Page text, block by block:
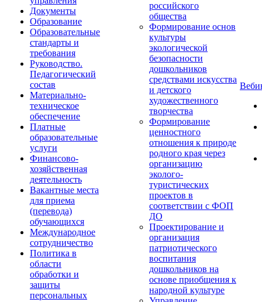
Документы
Образование
Образовательные
стандарты и
требования
Руководство.
Педагогический
состав
Материально-
техническое
обеспечение
Платные
образовательные
услуги
Финансово-
хозяйственная
деятельность
Вакантные места
для приема
(перевода)
обучающихся
Международное
сотрудничество
Политика в
области
обработки и
защиты
персональных
российского
общества
Формирование основ
культуры
экологической
безопасности
дошкольников
средствами искусства
и детского
художественного
творчества
Формирование
ценностного
отношения к природе
родного края через
организацию
эколого-
туристических
проектов в
соответствии с ФОП
ДО
Проектирование и
организация
патриотического
воспитания
дошкольников на
основе приобщения к
народной культуре